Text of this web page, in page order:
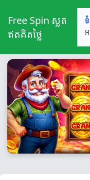
Free Spin ស្លត
ឥតគិតថ្លៃ
អ